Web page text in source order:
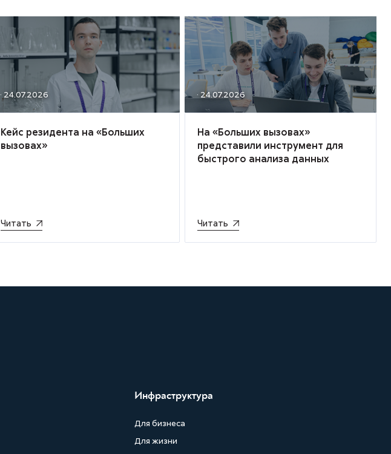
· 24.07.2026
Кейс резидента на «Больших
вызовах»
Читать
· 24.07.2026
На «Больших вызовах»
представили инструмент для
быстрого анализа данных
Читать
Инфраструктура
Для бизнеса
Для жизни